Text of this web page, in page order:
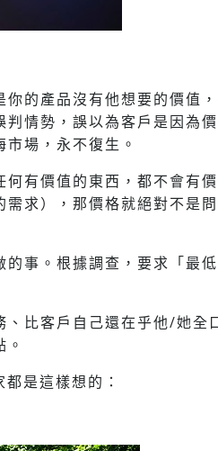
的產品沒有他想要的價值
情勢，誤以為客戶是因為
場，永不復生。
有價值的東西，都不會有
求），那價格就絕對不是問
事。根據調查，要求「最
比客戶自己還在乎他/她全
這樣想的：